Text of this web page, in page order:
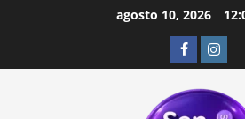
agosto 10, 2026
Facebook